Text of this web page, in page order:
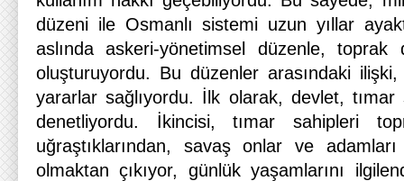
düzeni ile Osmanlı sistemi uzun yıllar
aslında askeri-yönetimsel düzenle, toprak
oluşturuyordu. Bu düzenler arasındaki ilişki,
yararlar sağlıyordu. İlk olarak, devlet,
denetliyordu. İkincisi, tımar sahipleri
uğraştıklarından, savaş onlar ve
olmaktan çıkıyor, günlük yaşamlarını